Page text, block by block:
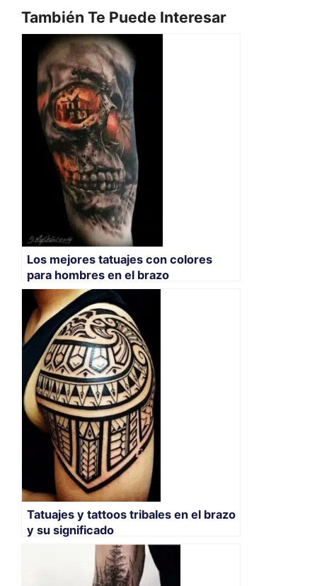
También Te Puede Interesar
Los mejores tatuajes con colores
para hombres en el brazo
Tatuajes y tattoos tribales en el brazo
y su significado